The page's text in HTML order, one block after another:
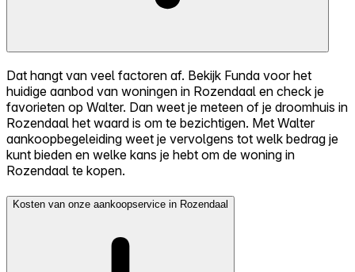
Dat hangt van veel factoren af. Bekijk Funda voor het
huidige aanbod van woningen in Rozendaal en check je
favorieten op Walter. Dan weet je meteen of je droomhuis in
Rozendaal het waard is om te bezichtigen. Met Walter
aankoopbegeleiding weet je vervolgens tot welk bedrag je
kunt bieden en welke kans je hebt om de woning in
Rozendaal te kopen.
Kosten van onze aankoopservice in Rozendaal